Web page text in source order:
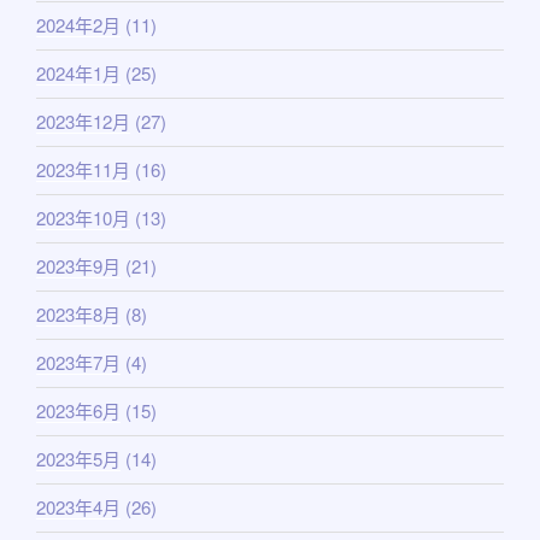
2024年2月 (11)
2024年1月 (25)
2023年12月 (27)
2023年11月 (16)
2023年10月 (13)
2023年9月 (21)
2023年8月 (8)
2023年7月 (4)
2023年6月 (15)
2023年5月 (14)
2023年4月 (26)